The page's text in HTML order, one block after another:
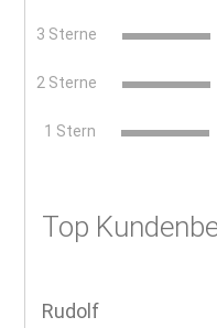
3 Sterne
2 Sterne
1 Stern
Top
Rudolf